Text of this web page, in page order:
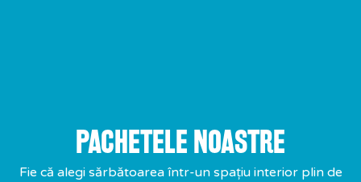
PACHETELE NOASTRE
Fie că alegi sărbătoarea într-un spațiu interior plin de